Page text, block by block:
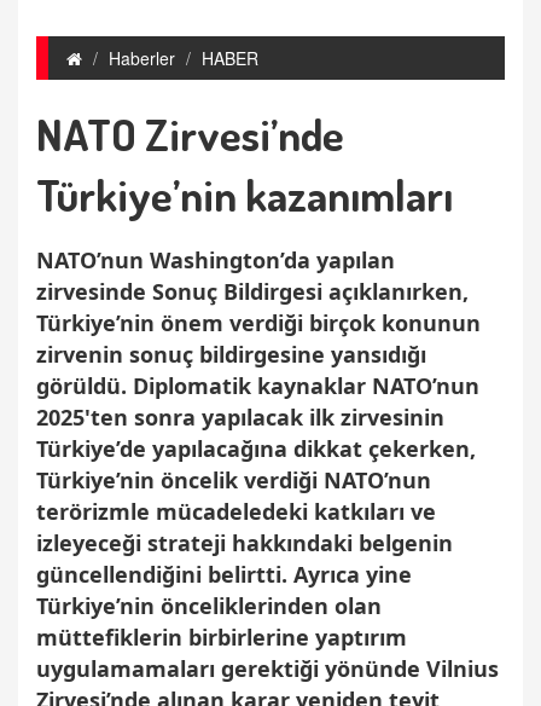
Haberler HABER
NATO Zirvesi’nde
Türkiye’nin kazanımları
NATO’nun Washington’da yapılan
zirvesinde Sonuç Bildirgesi açıklanırken,
Türkiye’nin önem verdiği birçok konunun
zirvenin sonuç bildirgesine yansıdığı
görüldü. Diplomatik kaynaklar NATO’nun
2025'ten sonra yapılacak ilk zirvesinin
Türkiye’de yapılacağına dikkat çekerken,
Türkiye’nin öncelik verdiği NATO’nun
terörizmle mücadeledeki katkıları ve
izleyeceği strateji hakkındaki belgenin
güncellendiğini belirtti. Ayrıca yine
Türkiye’nin önceliklerinden olan
müttefiklerin birbirlerine yaptırım
uygulamamaları gerektiği yönünde Vilnius
Zirvesi’nde alınan karar yeniden teyit